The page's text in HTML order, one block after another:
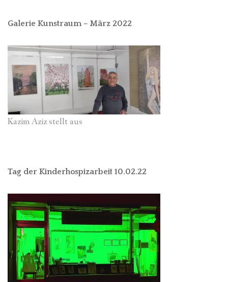
Galerie Kunstraum – März 2022
Kazim Aziz stellt aus
Tag der Kinderhospizarbeit 10.02.22